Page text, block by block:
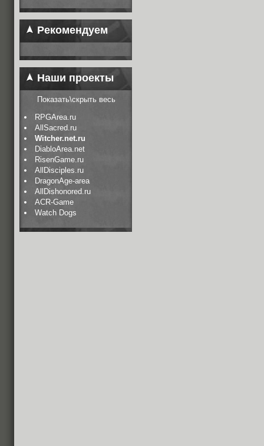
Рекомендуем
Наши проекты
Показать\скрыть весь
RPGArea.ru
AllSacred.ru
Witcher.net.ru
DiabloArea.net
RisenGame.ru
AllDisciples.ru
DragonAge-area
AllDishonored.ru
ACR-Game
Watch Dogs